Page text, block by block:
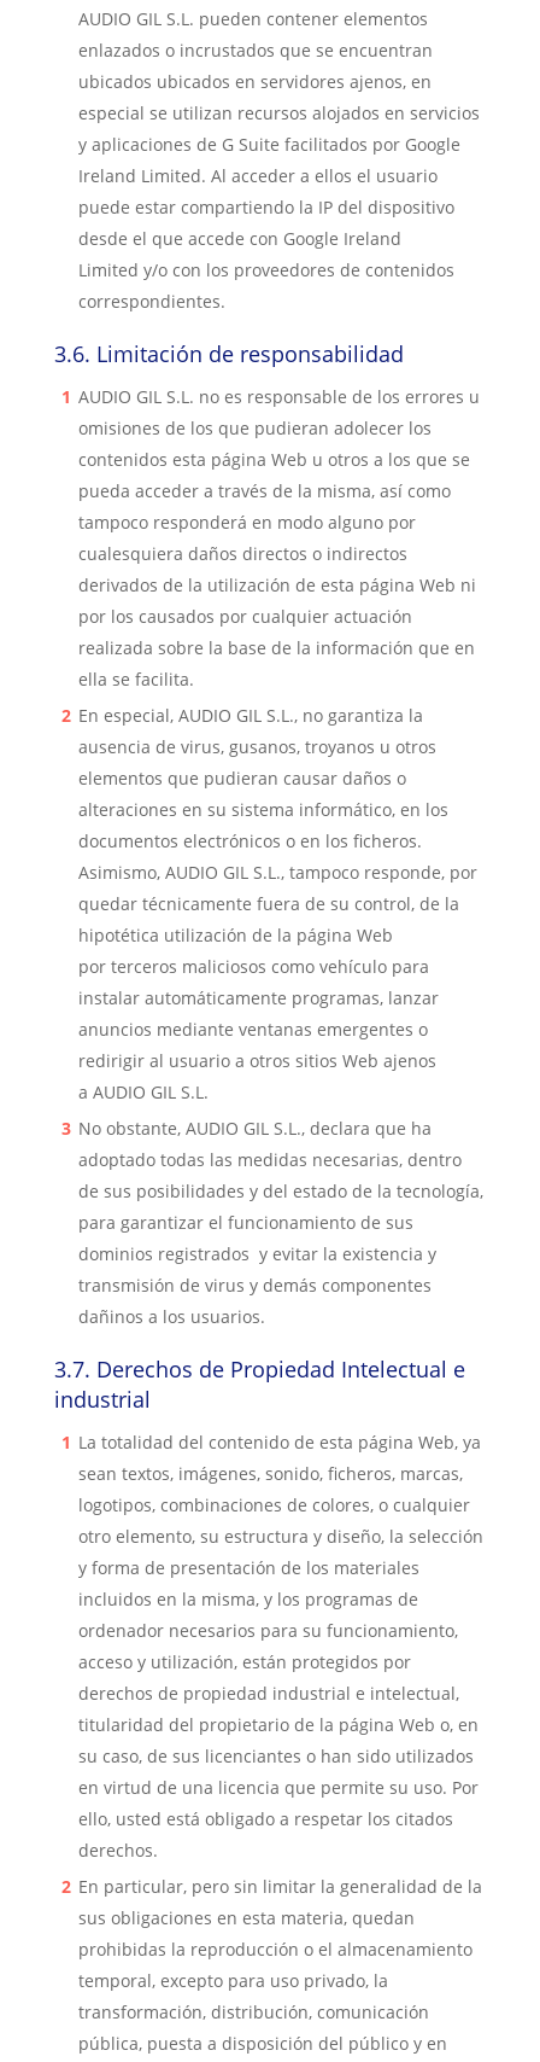
AUDIO GIL S.L. pueden contener elementos
enlazados o incrustados que se encuentran
ubicados ubicados en servidores ajenos, en
especial se utilizan recursos alojados en servicios
y aplicaciones de G Suite facilitados por Google
Ireland Limited. Al acceder a ellos el usuario
puede estar compartiendo la IP del dispositivo
desde el que accede con Google Ireland
Limited y/o con los proveedores de contenidos
correspondientes.
3.6. Limitación de responsabilidad
AUDIO GIL S.L. no es responsable de los errores u
omisiones de los que pudieran adolecer los
contenidos esta página Web u otros a los que se
pueda acceder a través de la misma, así como
tampoco responderá en modo alguno por
cualesquiera daños directos o indirectos
derivados de la utilización de esta página Web ni
por los causados por cualquier actuación
realizada sobre la base de la información que en
ella se facilita.
En especial, AUDIO GIL S.L., no garantiza la
ausencia de virus, gusanos, troyanos u otros
elementos que pudieran causar daños o
alteraciones en su sistema informático, en los
documentos electrónicos o en los ficheros.
Asimismo, AUDIO GIL S.L., tampoco responde, por
quedar técnicamente fuera de su control, de la
hipotética utilización de la página Web
por terceros maliciosos como vehículo para
instalar automáticamente programas, lanzar
anuncios mediante ventanas emergentes o
redirigir al usuario a otros sitios Web ajenos
a AUDIO GIL S.L.
No obstante, AUDIO GIL S.L., declara que ha
adoptado todas las medidas necesarias, dentro
de sus posibilidades y del estado de la tecnología,
para garantizar el funcionamiento de sus
dominios registrados y evitar la existencia y
transmisión de virus y demás componentes
dañinos a los usuarios.
3.7. Derechos de Propiedad Intelectual e
industrial
La totalidad del contenido de esta página Web, ya
sean textos, imágenes, sonido, ficheros, marcas,
logotipos, combinaciones de colores, o cualquier
otro elemento, su estructura y diseño, la selección
y forma de presentación de los materiales
incluidos en la misma, y los programas de
ordenador necesarios para su funcionamiento,
acceso y utilización, están protegidos por
derechos de propiedad industrial e intelectual,
titularidad del propietario de la página Web o, en
su caso, de sus licenciantes o han sido utilizados
en virtud de una licencia que permite su uso. Por
ello, usted está obligado a respetar los citados
derechos.
En particular, pero sin limitar la generalidad de la
sus obligaciones en esta materia, quedan
prohibidas la reproducción o el almacenamiento
temporal, excepto para uso privado, la
transformación, distribución, comunicación
pública, puesta a disposición del público y en